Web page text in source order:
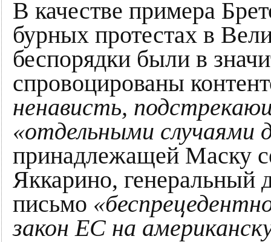
В качестве примера
бурных протестах в
беспорядки были в
спровоцированы
ненависть,
«отдельными случаями
принадлежащей Маску
Яккарино, генеральный
письмо
закон ЕС на